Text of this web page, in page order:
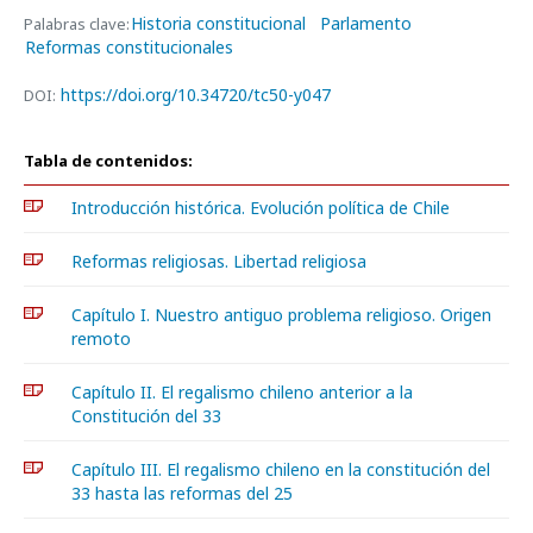
Palabras clave:Historia constitucional
Parlamento
Reformas constitucionales
DOI: https://doi.org/10.34720/tc50-y047
Tabla de contenidos:
Introducción histórica. Evolución política de Chile
Reformas religiosas. Libertad religiosa
Capítulo I. Nuestro antiguo problema religioso. Origen
remoto
Capítulo II. El regalismo chileno anterior a la
Constitución del 33
Capítulo III. El regalismo chileno en la constitución del
33 hasta las reformas del 25